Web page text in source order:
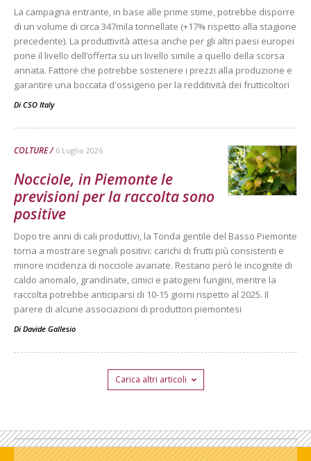
La campagna entrante, in base alle prime stime, potrebbe disporre
di un volume di circa 347mila tonnellate (+17% rispetto alla stagione
precedente). La produttività attesa anche per gli altri paesi europei
pone il livello dell’offerta su un livello simile a quello della scorsa
annata. Fattore che potrebbe sostenere i prezzi alla produzione e
garantire una boccata d'ossigeno per la redditività dei frutticoltori
Di CSO Italy
COLTURE 6 Luglio 2026
Nocciole, in Piemonte le
previsioni per la raccolta sono
positive
Dopo tre anni di cali produttivi, la Tonda gentile del Basso Piemonte
torna a mostrare segnali positivi: carichi di frutti più consistenti e
minore incidenza di nocciole avariate. Restano però le incognite di
caldo anomalo, grandinate, cimici e patogeni fungini, mentre la
raccolta potrebbe anticiparsi di 10-15 giorni rispetto al 2025. Il
parere di alcune associazioni di produttori piemontesi
Di Davide Gallesio
Carica altri articoli